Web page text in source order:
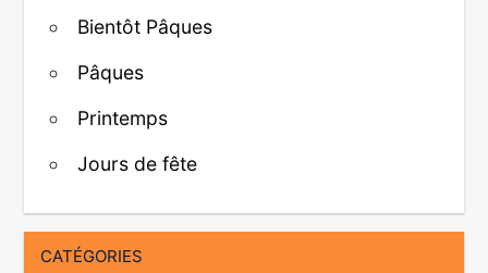
Bientôt Pâques
Pâques
Printemps
Jours de fête
CATÉGORIES